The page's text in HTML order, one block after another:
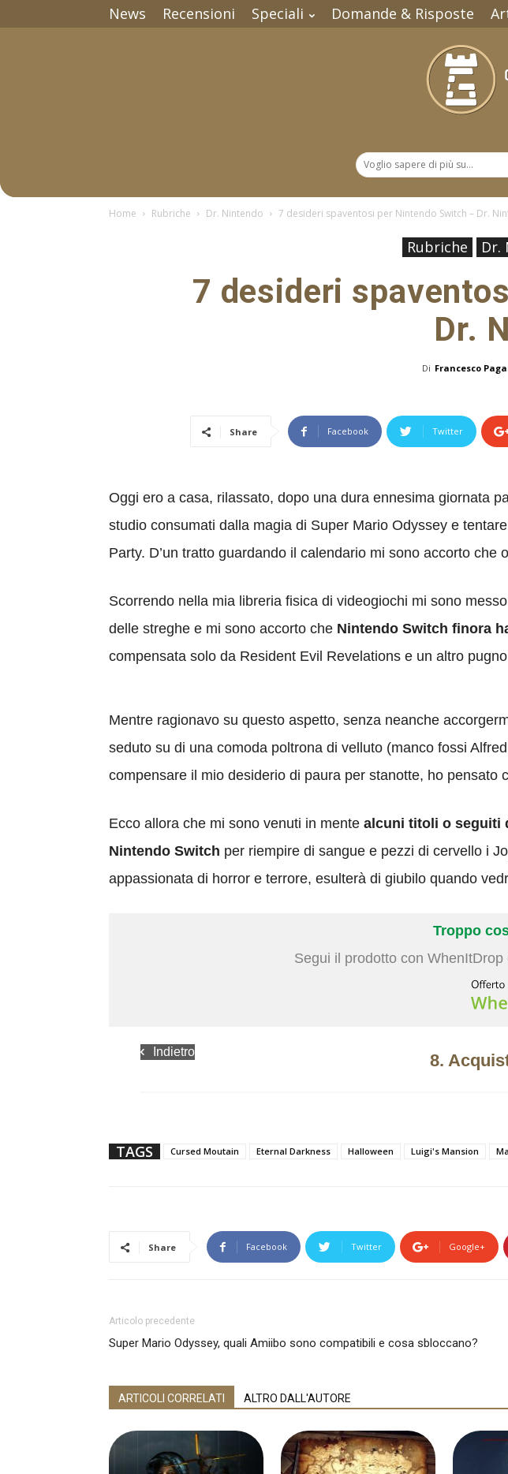
News Recensioni Speciali Domande & Risposte
Home Rubriche Dr. Nintendo 7 desideri spaventosi per Nintendo Switch – Dr.
Rubriche Dr.
7 desideri
Dr.
Di Francesco
Share Facebook Twitter
Oggi ero a casa, rilassato, dopo una dura ennesima giornata
studio consumati dalla magia di Super Mario Odyssey e
Party. D’un tratto guardando il calendario mi sono accorto che
Scorrendo nella mia libreria fisica di videogiochi mi sono
delle streghe e mi sono accorto che Nintendo Switch finora
compensata solo da Resident Evil Revelations e un altro
Mentre ragionavo su questo aspetto, senza neanche
seduto su di una comoda poltrona di velluto (manco fossi
compensare il mio desiderio di paura per stanotte, ho pensato
Ecco allora che mi sono venuti in mente alcuni titoli o seguiti
Nintendo Switch per riempire di sangue e pezzi di cervello i
appassionata di horror e terrore, esulterà di giubilo quando
Troppo
Segui il prodotto con WhenItDrop
Indietro 8.
Indietro
TAGS Cursed Moutain Eternal Darkness Halloween Luigi's Mansion
Share Facebook Twitter Google+
Articolo precedente
Super Mario Odyssey, quali Amiibo sono compatibili e cosa sbloccano?
ARTICOLI CORRELATI ALTRO DALL'AUTORE